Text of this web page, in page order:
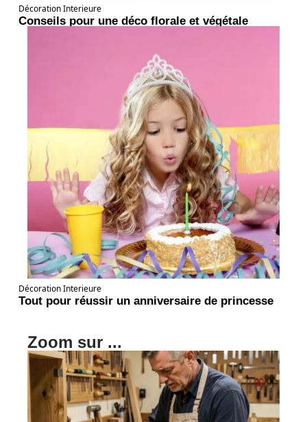
Décoration Interieure
Conseils pour une déco florale et végétale
Décoration Interieure
Tout pour réussir un anniversaire de princesse
Zoom sur ...